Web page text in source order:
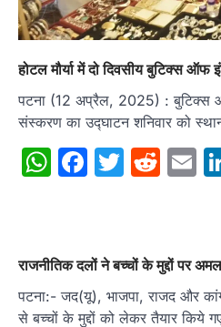
होटल मौर्या में दो दिवसीय बुटिक्स ऑफ
पटना (12 अप्रैल, 2025) : बुटिक्स
संस्करण का उद्घाटन शनिवार को
WhatsApp
Twitter
राजनीतिक दलों ने बच्चों के मुद्दों पर
पटना:- जद(यू), भाजपा, राजद और
से बच्चों के मुद्दों को लेकर तैयार किये